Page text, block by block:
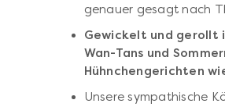
genauer gesagt nach
Gewickelt und gerollt
Wan-Tans und
Hühnchengerichten
Unsere sympathische